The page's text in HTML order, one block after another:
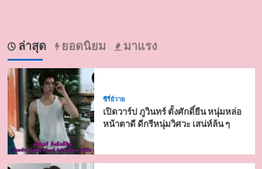
ล่าสุด ยอดนิยม มาแรง
ซีรี่ย์วาย
เปิดวาร์ป ภูวินทร์ ตั้งศักดิ์ยืน หนุ่มหล่อ
หน้าตาดี ดีกรีหนุ่มวิศวะ เสน่ห์ล้น ๆ